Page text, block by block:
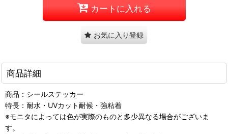
カートに入れる
お気に入り登録
商品詳細
商品：シールステッカー
特長：耐水・UVカット耐候・強粘着
※モニタによっては色が実際のものと多少異なる場合がございま
す。